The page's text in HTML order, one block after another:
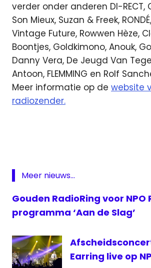
verder onder anderen DI-RECT,
Son Mieux, Suzan & Freek,
Vintage Future, Rowwen Hèze,
Boontjes, Goldkimono, Anouk,
Danny Vera, De Jeugd Van
Antoon, FLEMMING en Rolf
Meer informatie op de website
radiozender.
Radio
Meer nieuws...
Gouden RadioRing voor NPO
programma ‘Aan de Slag’
Earring live op